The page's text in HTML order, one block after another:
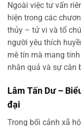
Ngoài việc tư vấn
hiện trong các
thủy – tử vi và tổ
người yêu thích
mê tín mà mang
nhân quả và sự cân
Lâm Tấn Dư –
đại
Trong bối cảnh xã